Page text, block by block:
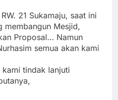
21 Sukamaju, saat ini
membangun Mesjid,
Proposal… Namun
semua akan kami
tindak lanjuti